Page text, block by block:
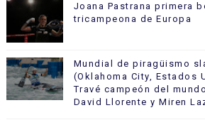
Joana Pastrana primera
tricampeona de Europa
Mundial de piragüismo
(Oklahoma City, Estados
Travé campeón del
David Llorente y Miren